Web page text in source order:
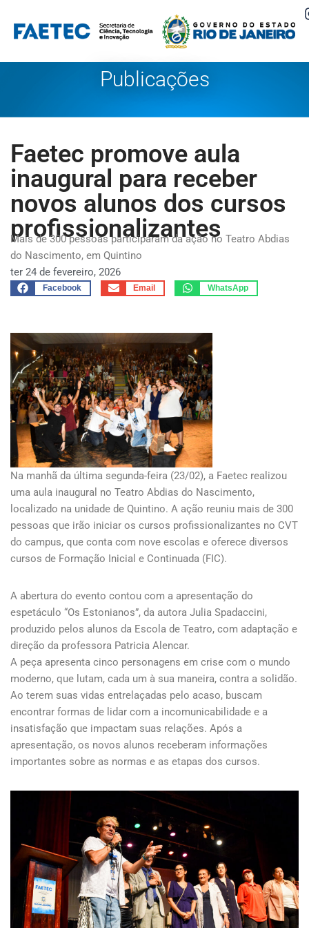
Pular
Publicações
Faetec promove aula
inaugural para receber
novos alunos dos cursos
profissionalizantes
Mais de 300 pessoas participaram da ação no Teatro Abdias
do Nascimento, em Quintino
ter 24 de fevereiro, 2026
Facebook Email WhatsApp
Na manhã da última segunda-feira (23/02), a Faetec realizou
uma aula inaugural no Teatro Abdias do Nascimento,
localizado na unidade de Quintino. A ação reuniu mais de 300
pessoas que irão iniciar os cursos profissionalizantes no CVT
do campus, que conta com nove escolas e oferece diversos
cursos de Formação Inicial e Continuada (FIC).
A abertura do evento contou com a apresentação do
espetáculo “Os Estonianos”, da autora Julia Spadaccini,
produzido pelos alunos da Escola de Teatro, com adaptação e
direção da professora Patricia Alencar.
A peça apresenta cinco personagens em crise com o mundo
moderno, que lutam, cada um à sua maneira, contra a solidão.
Ao terem suas vidas entrelaçadas pelo acaso, buscam
encontrar formas de lidar com a incomunicabilidade e a
insatisfação que impactam suas relações. Após a
apresentação, os novos alunos receberam informações
importantes sobre as normas e as etapas dos cursos.